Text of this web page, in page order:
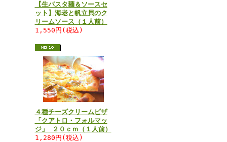
【生パスタ麺＆ソースセ
ット】海老と帆立貝のク
リームソース（１人前）
1,550円(税込)
４種チーズクリームピザ
「クアトロ・フォルマッ
ジ」 ２０ｃｍ（１人前）
1,280円(税込)